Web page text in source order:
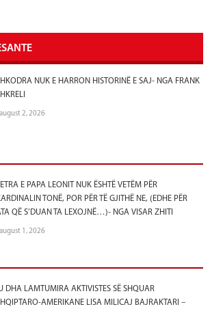
NUK E HARRON HISTORINË E SAJ- NGA FRANK
august 2, 2026
E PAPA LEONIT NUK ËSHTË VETËM PËR
TONË, POR PËR TË GJITHË NE, (EDHE PËR
QË S’DUAN TA LEXOJNË…)- NGA VISAR ZHITI
august 1, 2026
DHA LAMTUMIRA AKTIVISTES SË SHQUAR
AMERIKANE LISA MILICAJ BAJRAKTARI –